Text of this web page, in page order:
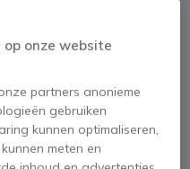
FM-radio
standby tot 8 dagen
(geschikt voor
valbestendig tot 1,5
onze website
partners anonieme
gebruiken
kunnen optimaliseren,
meten en